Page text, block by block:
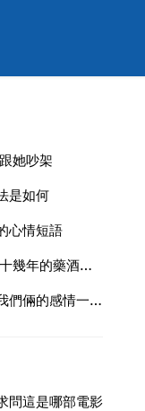
她吵架
是如何
心情短語
泡了十年的藥酒能賣嗎,泡了十幾年的藥酒還能喝嗎
我和我老公結婚十幾年了！我們倆的感情一直都很好！最讓我受不了
問這是哪部電影